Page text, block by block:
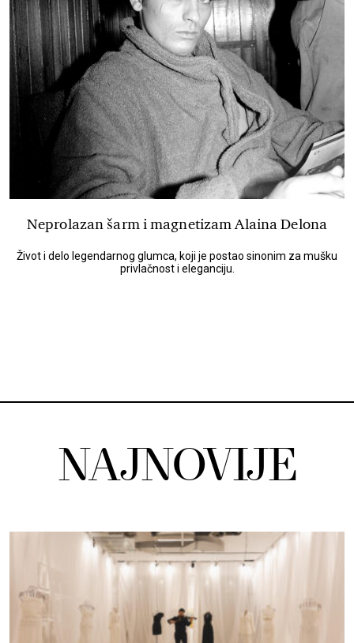
Neprolazan šarm i magnetizam Alaina Delona
Život i delo legendarnog glumca, koji je postao sinonim za mušku
privlačnost i eleganciju.
NAJNOVIJE